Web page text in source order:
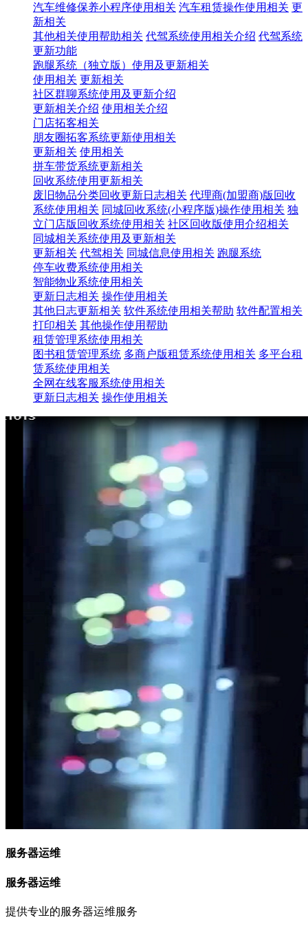
汽车维修保养小程序使用相关 汽车租赁操作使用相关 更
新相关
其他相关使用帮助相关 代驾系统使用相关介绍 代驾系统
更新功能
跑腿系统（独立版）使用及更新相关
使用相关 更新相关
社区群聊系统使用及更新介绍
更新相关介绍 使用相关介绍
门店拓客相关
朋友圈拓客系统更新使用相关
更新相关 使用相关
拼车带货系统更新相关
回收系统使用更新相关
废旧物品分类回收更新日志相关 代理商(加盟商)版回收
系统使用相关 同城回收系统(小程序版)操作使用相关 独
立门店版回收系统使用相关 社区回收版使用介绍相关
同城相关系统使用及更新相关
更新相关 代驾相关 同城信息使用相关 跑腿系统
停车收费系统使用相关
智能物业系统使用相关
更新日志相关 操作使用相关
其他日志更新相关 软件系统使用相关帮助 软件配置相关
打印相关 其他操作使用帮助
租赁管理系统使用相关
图书租赁管理系统 多商户版租赁系统使用相关 多平台租
赁系统使用相关
全网在线客服系统使用相关
更新日志相关 操作使用相关
服务器运维
服务器运维
提供专业的服务器运维服务